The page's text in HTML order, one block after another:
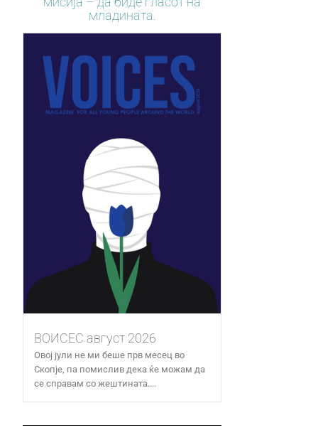
младината.
ВОИСЕС август 2026
Овој јули не ми беше прв месец во
Скопје, па помислив дека ќе можам да
се справам со жештината....